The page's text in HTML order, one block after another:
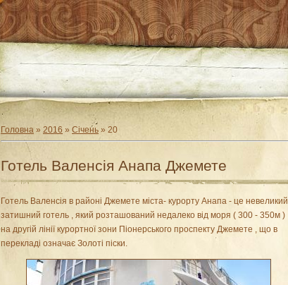
Головна » 2016 » Січень » 20
Готель Валенсія Анапа Джемете
Готель Валенсія в районі Джемете міста- курорту Анапа - це невеликий
затишний готель , який розташований недалеко від моря ( 300 - 350м )
на другій лінії курортної зони Піонерського проспекту Джемете , що в
перекладі означає Золоті піски.